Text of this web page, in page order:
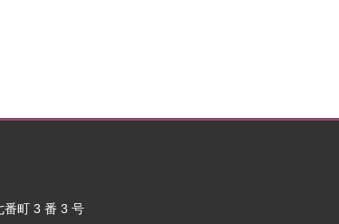
町 3 番 3 号